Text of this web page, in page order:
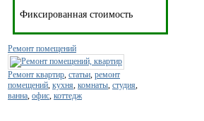
Фиксированная стоимость
Ремонт помещений
Ремонт квартир статьи ремонт
помещений кухня комнаты студия
ванна офис коттедж